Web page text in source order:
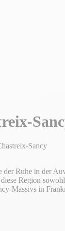
Sancy
der Ruhe in der
Region
Massivs in